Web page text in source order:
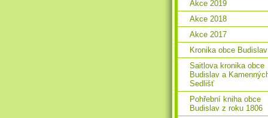
Akce 2019
Akce 2018
Akce 2017
Kronika obce Budislav
Saitlova kronika obce
Budislav a
Sedlišť
Pohřební kniha obce
Budislav z roku 1806